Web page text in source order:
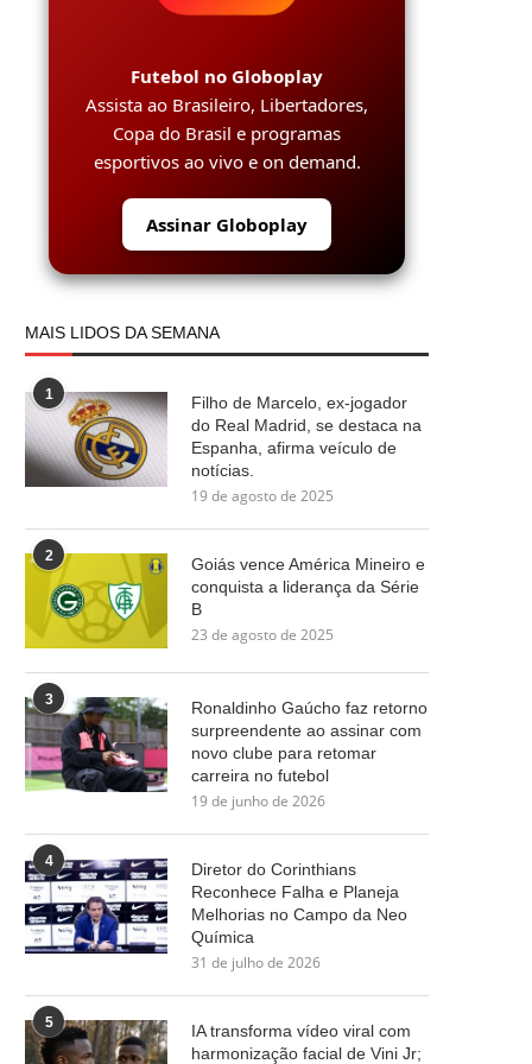
Futebol no Globoplay
Assista ao Brasileiro, Libertadores,
Copa do Brasil e programas
esportivos ao vivo e on demand.
Assinar Globoplay
MAIS LIDOS DA SEMANA
1
Filho de Marcelo, ex-jogador
do Real Madrid, se destaca na
Espanha, afirma veículo de
notícias.
19 de agosto de 2025
2
Goiás vence América Mineiro e
conquista a liderança da Série
B
23 de agosto de 2025
3
Ronaldinho Gaúcho faz retorno
surpreendente ao assinar com
novo clube para retomar
carreira no futebol
19 de junho de 2026
4
Diretor do Corinthians
Reconhece Falha e Planeja
Melhorias no Campo da Neo
Química
31 de julho de 2026
5
IA transforma vídeo viral com
harmonização facial de Vini Jr;